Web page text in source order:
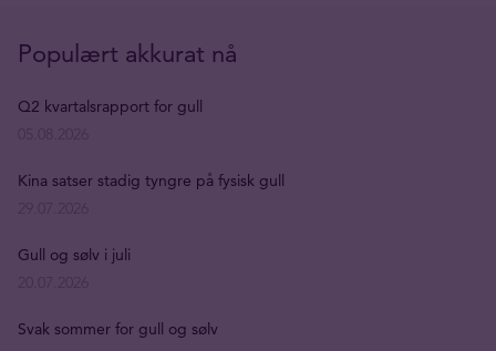
Populært akkurat nå
Q2 kvartalsrapport for gull
Kina satser stadig tyngre på fysisk gull
Gull og sølv i juli
Svak sommer for gull og sølv